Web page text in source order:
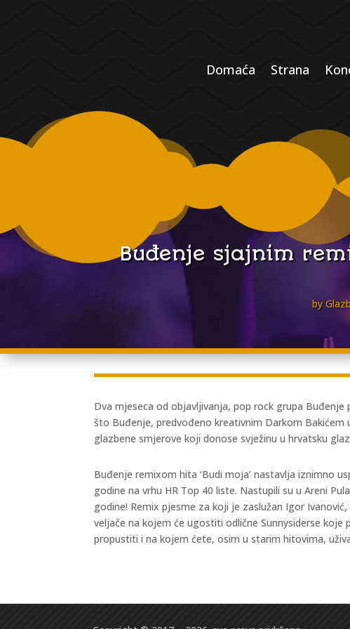
Domaća Strana
Buđenje sjajnim
by
Dva mjeseca od objavljivanja, pop rock grupa
što Buđenje, predvođeno kreativnim Darkom
glazbene smjerove koji donose svježinu u hrvatsku
Buđenje remixom hita ‘Budi moja’ nastavlja iznimno
godine na vrhu HR Top 40 liste. Nastupili su u Areni
godine! Remix pjesme za koji je zaslužan Igor
veljače na kojem će ugostiti odlične Sunnysiderse
propustiti i na kojem ćete, osim u starim hitovima,